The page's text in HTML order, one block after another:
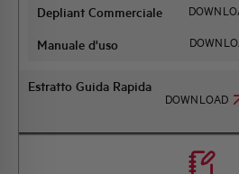
Depliant Commerciale
Manuale d'uso
Estratto Guida Rapida
DOWNLOAD